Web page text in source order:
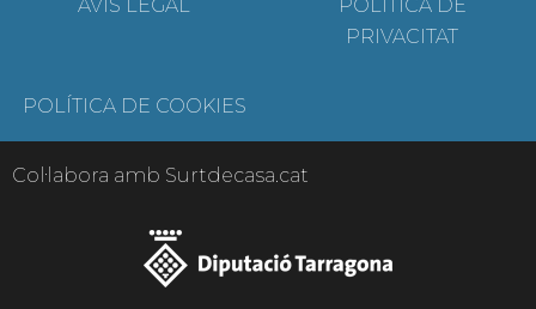
AVÍS LEGAL
POLÍTICA DE
PRIVACITAT
POLÍTICA DE COOKIES
Col·labora amb Surtdecasa.cat